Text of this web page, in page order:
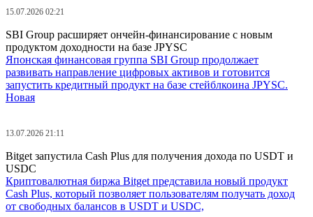
15.07.2026 02:21
SBI Group расширяет ончейн-финансирование с новым
продуктом доходности на базе JPYSC
Японская финансовая группа SBI Group продолжает
развивать направление цифровых активов и готовится
запустить кредитный продукт на базе стейблкоина JPYSC.
Новая
13.07.2026 21:11
Bitget запустила Cash Plus для получения дохода по USDT и
USDC
Криптовалютная биржа Bitget представила новый продукт
Cash Plus, который позволяет пользователям получать доход
от свободных балансов в USDT и USDC,